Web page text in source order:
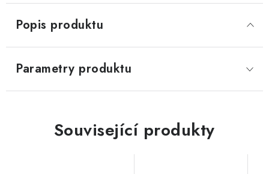
Popis produktu
Parametry produktu
Související produkty